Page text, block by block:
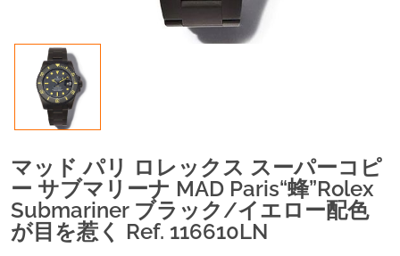
マッド パリ ロレックス スーパーコピ
ー サブマリーナ MAD Paris“蜂”Rolex
Submariner ブラック/イエロー配色
が目を惹く Ref. 116610LN